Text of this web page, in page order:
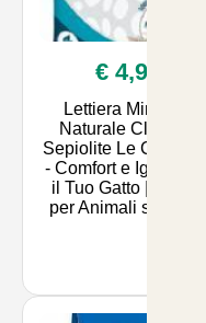
€ 4,90
Lettiera Minerale
Naturale Classica
Sepiolite Le Chat 10 lt
- Comfort e Igiene per
il Tuo Gatto | Articoli
per Animali su Artico